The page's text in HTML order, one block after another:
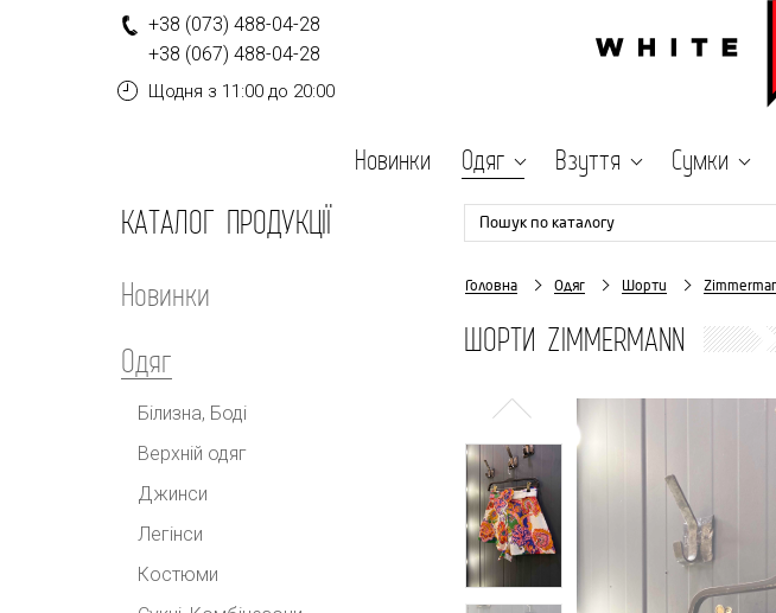
+38 (073) 488-04-28
+38 (067) 488-04-28
Щодня з 11:00 до 20:00
Новинки Одяг Взуття Сумки
КАТАЛОГ ПРОДУКЦІЇ
Новинки
Одяг
Білизна, Боді
Верхній одяг
Джинси
Легінси
Костюми
Пошук по каталогу
Головна Одяг Шорти
ШОРТИ ZIMMERMANN